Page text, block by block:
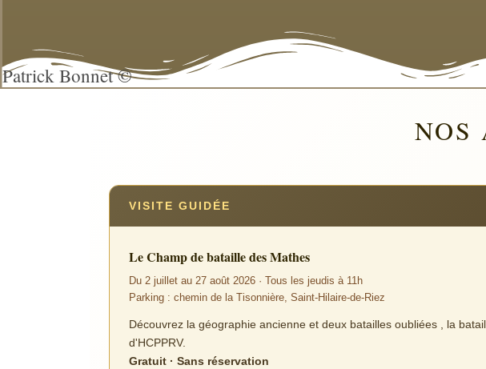
Patrick Bonnet ©
NOS
VISITE GUIDÉE
Le Champ de bataille des Mathes
Du 2 juillet au 27 août 2026 · Tous les jeudis à 11h
Parking : chemin de la Tisonnière, Saint-Hilaire-de-Riez
Découvrez la géographie ancienne et deux batailles oubliées , la
d'HCPPRV.
Gratuit · Sans réservation